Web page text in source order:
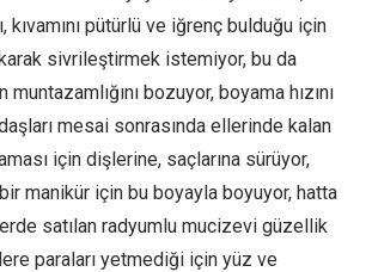
kıvamını pütürlü ve iğrenç bulduğu için
sivrileştirmek istemiyor, bu da
muntazamlığını bozuyor, boyama hızını
mesai sonrasında ellerinde kalan
için dişlerine, saçlarına sürüyor,
bir manikür için bu boyayla boyuyor, hatta
satılan radyumlu mucizevi güzellik
paraları yetmediği için yüz ve